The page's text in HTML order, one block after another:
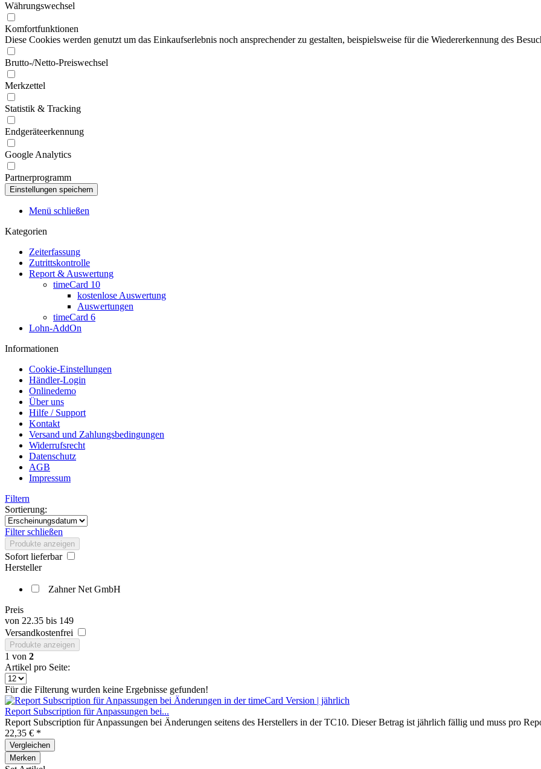
Währungswechsel
Komfortfunktionen
Diese Cookies werden genutzt um das Einkaufserlebnis noch ansprechender zu gestalten, beispielsweise für die Wiedererkennung des
Brutto-/Netto-Preiswechsel
Merkzettel
Statistik & Tracking
Endgeräteerkennung
Google Analytics
Partnerprogramm
Menü schließen
Kategorien
Zeiterfassung
Zutrittskontrolle
Report & Auswertung
timeCard 10
kostenlose Auswertung
Auswertungen
timeCard 6
Lohn-AddOn
Informationen
Cookie-Einstellungen
Händler-Login
Onlinedemo
Über uns
Hilfe / Support
Kontakt
Versand und Zahlungsbedingungen
Widerrufsrecht
Datenschutz
AGB
Impressum
Filtern
Sortierung:
Filter schließen
Produkte anzeigen
Sofort lieferbar
Hersteller
Zahner Net GmbH
Preis
von 22.35 bis 149
Versandkostenfrei
Produkte anzeigen
1 von 2
Artikel pro Seite:
Für die Filterung wurden keine Ergebnisse gefunden!
Report Subscription für Anpassungen bei...
Report Subscription für Anpassungen bei Änderungen seitens des Herstellers in der TC10. Dieser Betrag ist jährlich fällig und muss pro
22,35 € *
Vergleichen
Merken